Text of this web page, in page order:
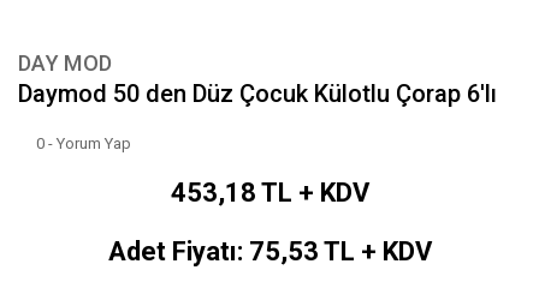
DAY MOD
Daymod 50 den Düz Çocuk Külotlu Çorap 6'lı
0 - Yorum Yap
453,18 TL + KDV
Adet Fiyatı: 75,53 TL + KDV